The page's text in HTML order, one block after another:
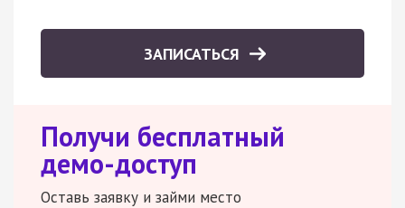
ЗАПИСАТЬСЯ
Получи бесплатный
демо-доступ
Оставь заявку и займи место